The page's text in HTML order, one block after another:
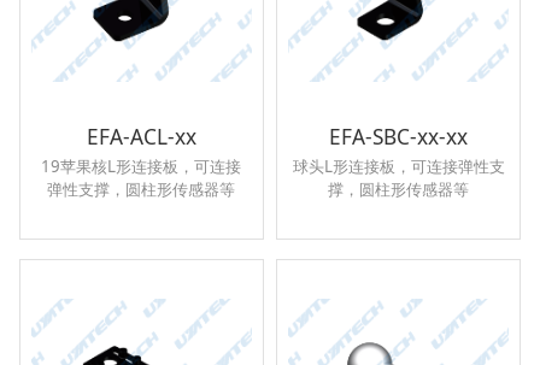
EFA-ACL-xx
19苹果核L形连接板，可连接
弹性支撑，圆柱形传感器等
EFA-SBC-xx-xx
球头L形连接板，可连接弹性支
撑，圆柱形传感器等